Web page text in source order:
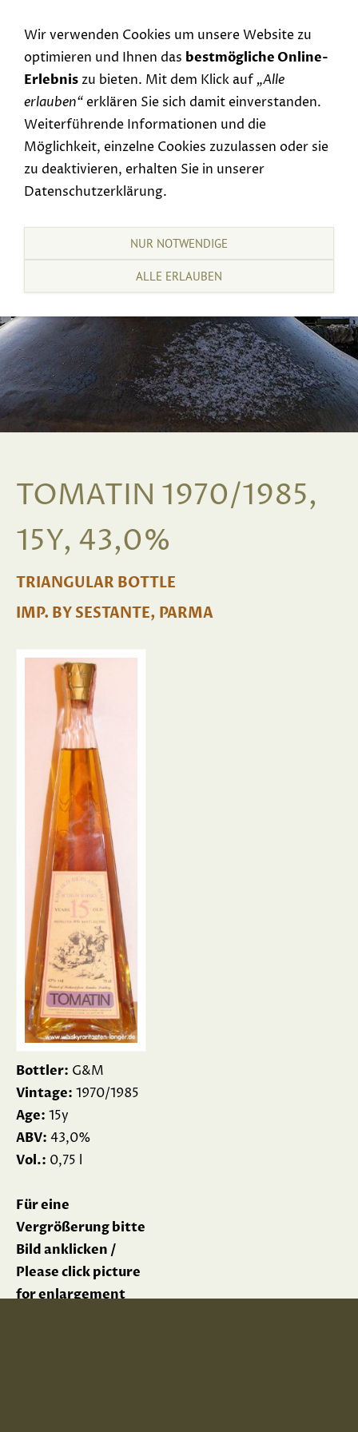
TOMATIN 1970/1985,
15Y, 43,0%
TRIANGULAR BOTTLE
IMP. BY SESTANTE, PARMA
Bottler: G&M
Vintage: 1970/1985
Age: 15y
ABV: 43,0%
Vol.: 0,75 l
Für eine
Vergrößerung bitte
Bild anklicken /
Please click picture
for enlargement
Wir verwenden Cookies um unsere Website zu
optimieren und Ihnen das bestmögliche Online-
Erlebniszu bieten. Mit dem Klick auf „Alle
erlauben“erklären Sie sich damit einverstanden.
Weiterführende Informationen und die
Möglichkeit, einzelne Cookies zuzulassen oder sie
zu deaktivieren, erhalten Sie in unserer
Datenschutzerklärung.
NUR NOTWENDIGE
ALLE ERLAUBEN